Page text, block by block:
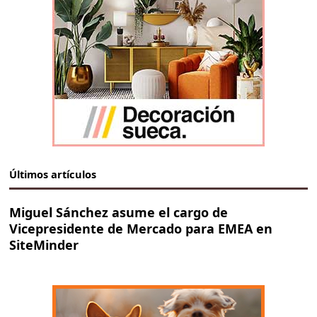
Últimos artículos
Miguel Sánchez asume el cargo de
Vicepresidente de Mercado para EMEA en
SiteMinder